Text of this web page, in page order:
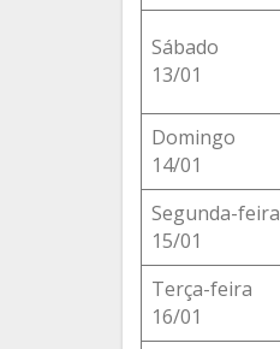
Sábado
13/01
Domingo
14/01
Segunda-feira
15/01
Terça-feira
16/01